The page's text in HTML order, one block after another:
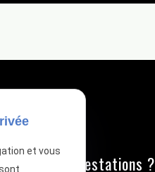
de nos prestations ?
et vous